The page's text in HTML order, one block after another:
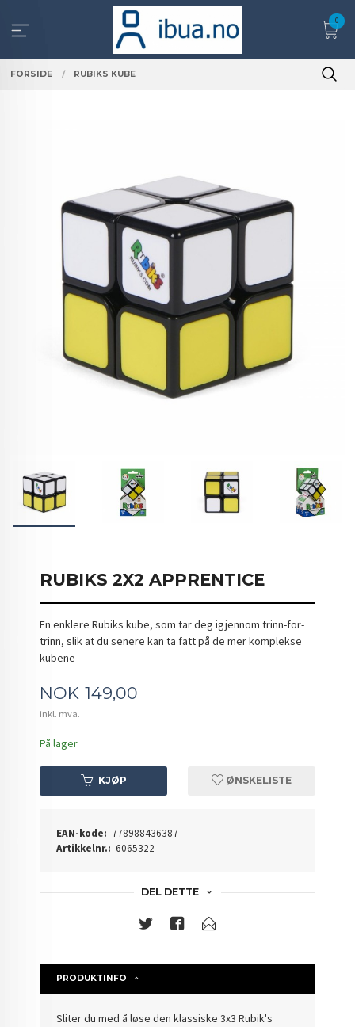
innholdet
0
FORSIDE RUBIKS KUBE
RUBIKS 2X2 APPRENTICE
En enklere Rubiks kube, som tar deg igjennom trinn-for-
trinn, slik at du senere kan ta fatt på de mer komplekse
kubene
Pris
NOK 149,00
inkl. mva.
På lager
KJØP ØNSKELISTE
EAN-kode: 778988436387
Artikkelnr.: 6065322
DEL DETTE
PRODUKTINFO
Sliter du med å løse den klassiske 3x3 Rubik's